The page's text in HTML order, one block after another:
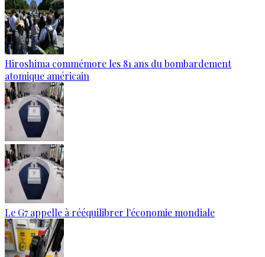
Hiroshima commémore les 81 ans du bombardement
atomique américain
Le G7 appelle à rééquilibrer l'économie mondiale